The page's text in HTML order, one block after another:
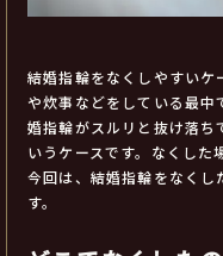
結婚指輪をなくしやすいケ
や炊事などをしている最中
婚指輪がスルリと抜け落ち
いうケースです。なくした
今回は、結婚指輪をなくし
す。